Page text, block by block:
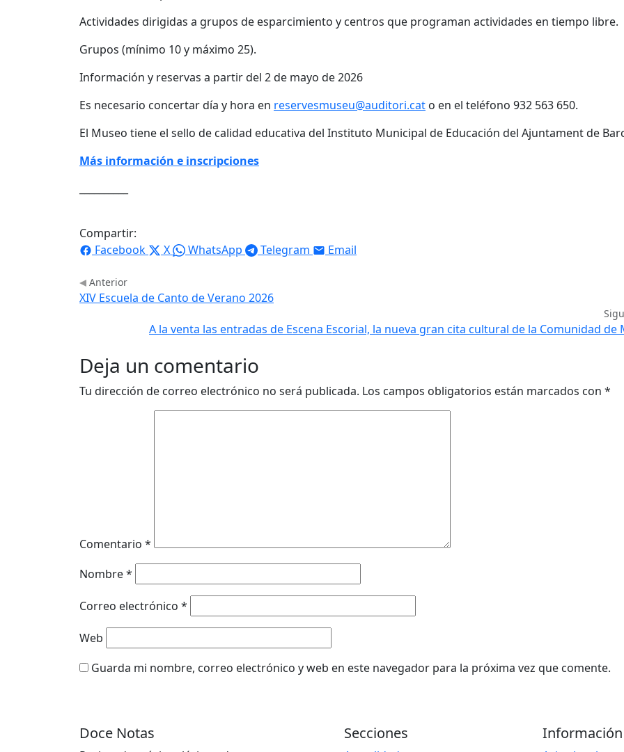
Actividades dirigidas a grupos de esparcimiento y centros que programan actividades en tiempo libre.
Grupos (mínimo 10 y máximo 25).
Información y reservas a partir del 2 de mayo de 2026
Es necesario concertar día y hora en reservesmuseu@auditori.cat o en el teléfono 932 563 650.
El Museo tiene el sello de calidad educativa del Instituto Municipal de Educación del Ajuntament de
Más información e inscripciones
Compartir:
Facebook
X WhatsApp Telegram Email
Anterior
XIV Escuela de Canto de Verano 2026
A la venta las entradas de Escena Escorial, la nueva gran cita cultural de la Comunidad de
Deja un comentario
Tu dirección de correo electrónico no será publicada. Los campos obligatorios están marcados con *
Comentario *
Nombre*
Correo electrónico *
Web
Guarda mi nombre, correo electrónico y web en este navegador para la próxima vez que comente.
Doce Notas Secciones Información